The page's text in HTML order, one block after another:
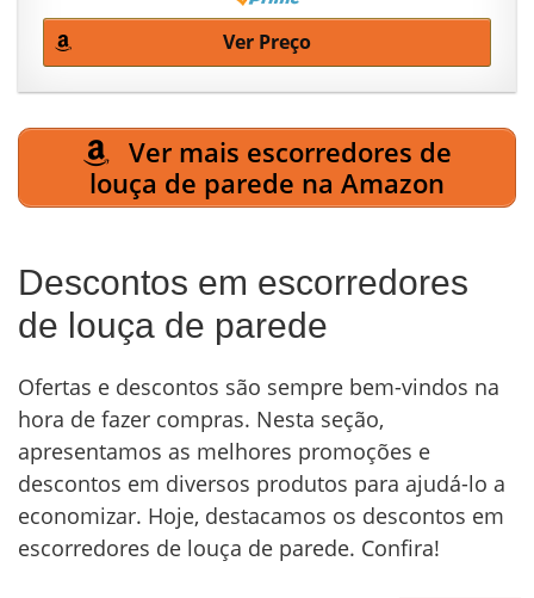
Ver Preço
Ver mais escorredores de
louça de parede na Amazon
Descontos em escorredores
de louça de parede
Ofertas e descontos são sempre bem-vindos na
hora de fazer compras. Nesta seção,
apresentamos as melhores promoções e
descontos em diversos produtos para ajudá-lo a
economizar. Hoje, destacamos os descontos em
escorredores de louça de parede. Confira!